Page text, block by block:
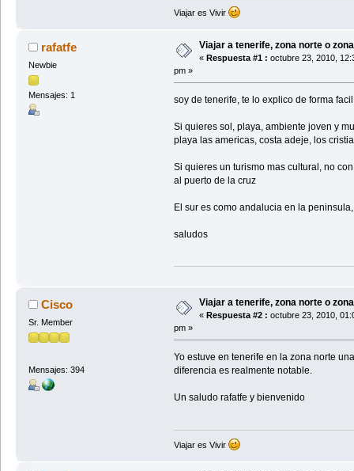
Viajar es Vivir
rafatfe
Newbie
Mensajes: 1
Viajar a tenerife, zona norte o
« Respuesta #1 : octubre 23, 2010,
pm »
soy de tenerife, te lo explico de forma
Si quieres sol, playa, ambiente joven y
playa las americas, costa adeje, los
Si quieres un turismo mas cultural, no
al puerto de la cruz
El sur es como andalucia en la
saludos
Cisco
Sr. Member
Mensajes: 394
Viajar a tenerife, zona norte o
« Respuesta #2 : octubre 23, 2010,
pm »
Yo estuve en tenerife en la zona norte
diferencia es realmente notable.
Un saludo rafatfe y bienvenido
Viajar es Vivir